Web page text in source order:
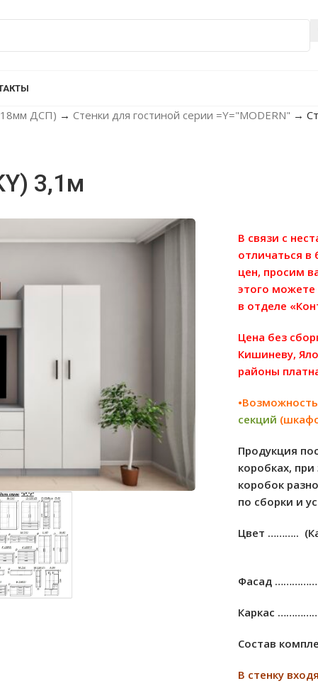
18мм ДСП) → Стенки для гостиной серии =Y="MODERN" →
3,1м
В связи с
отличаться
цен, просим
этого можете
в отделе
Цена без
Кишиневу,
районы
секций
Продукция
коробках,
коробок
по сборки и
Цвет ………..
Фасад
Каркас
Состав
В стенку